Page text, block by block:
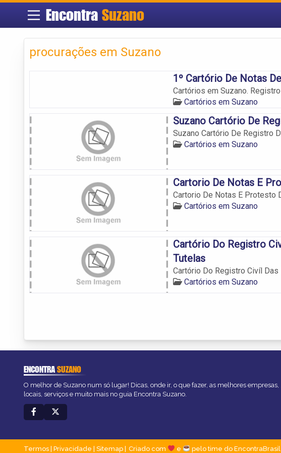
Encontra Suzano
procurações em Suzano
1º Cartório De Notas
Cartórios em Suzano.
Cartórios em Suzano
Suzano Cartório De
Suzano Cartório De Registro
Cartórios em Suzano
Cartorio De Notas E
Cartorio De Notas E Protesto
Cartórios em Suzano
Cartório Do Registro
Tutelas
Cartório Do Registro Civíl
Cartórios em Suzano
ENCONTRASUZANO
O melhor de Suzano num só lugar! Dicas, onde ir, o que fazer, as melhores empresas,
locais, serviços e muito mais no guia Encontra Suzano.
Termos Privacidade Sitemap Criado com e pelo time do EncontraBrasil